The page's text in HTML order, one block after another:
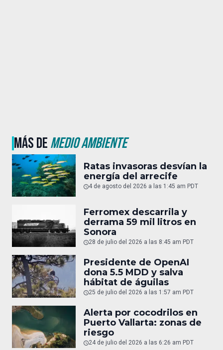
MÁS DEMEDIO AMBIENTE
Ratas invasoras desvían la
energía del arrecife
4 de agosto del 2026 a las 1:45 am PDT
Ferromex descarrila y
derrama 59 mil litros en
Sonora
28 de julio del 2026 a las 8:45 am PDT
Presidente de OpenAI
dona 5.5 MDD y salva
hábitat de águilas
25 de julio del 2026 a las 1:57 am PDT
Alerta por cocodrilos en
Puerto Vallarta: zonas de
riesgo
24 de julio del 2026 a las 6:26 am PDT